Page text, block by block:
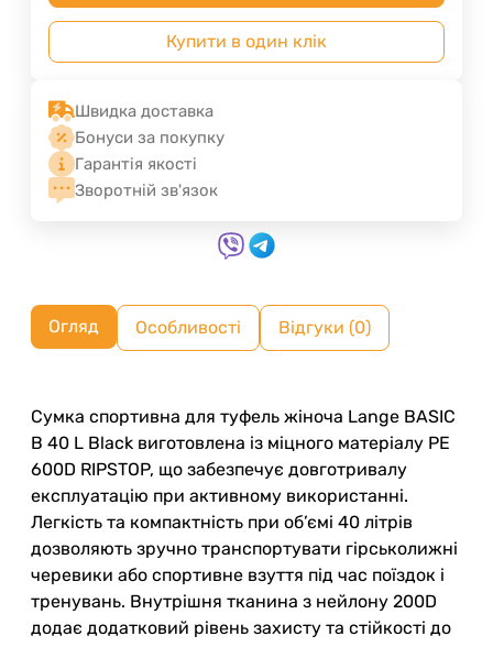
Купити в один клік
Швидка доставка
Бонуси за покупку
Гарантія якості
Зворотній зв'язок
Огляд Особливості Відгуки (0)
Сумка спортивна для туфель жіноча Lange BASIC
B 40 L Black виготовлена із міцного матеріалу PE
600D RIPSTOP, що забезпечує довготривалу
експлуатацію при активному використанні.
Легкість та компактність при об’ємі 40 літрів
дозволяють зручно транспортувати гірськолижні
черевики або спортивне взуття під час поїздок і
тренувань. Внутрішня тканина з нейлону 200D
додає додатковий рівень захисту та стійкості до